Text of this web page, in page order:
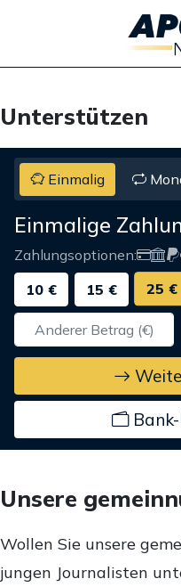
Unterstützen
Einmalig
Einmalige
Zahlungsoptionen:
10 €
15 € 25 €
Unsere
Wollen Sie unsere
jungen Journalisten